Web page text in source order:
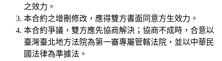
之效力。
本合約之增刪修改，應得雙方書面同意方生效力。
本合約爭議，雙方應先協商解決；協商不成時，合意以
臺灣臺北地方法院為第一審專屬管轄法院，並以中華民
國法律為準據法。